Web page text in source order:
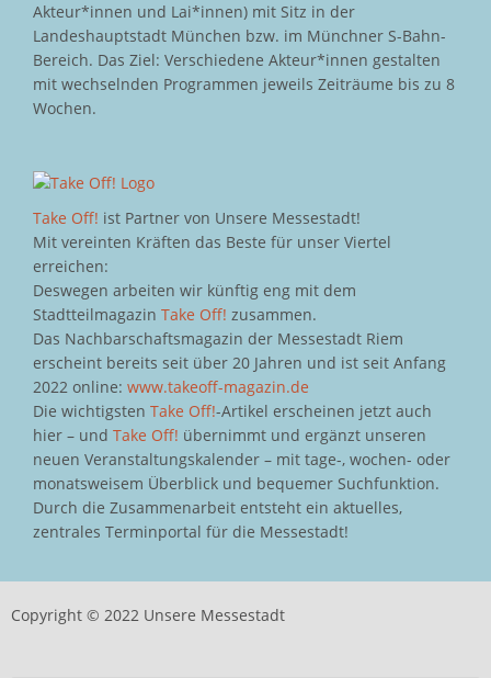
Akteur*innen und Lai*innen) mit Sitz in der
Landeshauptstadt München bzw. im Münchner S-Bahn-
Bereich. Das Ziel: Verschiedene Akteur*innen gestalten
mit wechselnden Programmen jeweils Zeiträume bis zu 8
Wochen.
Take Off! ist Partner von Unsere Messestadt!
Mit vereinten Kräften das Beste für unser Viertel
erreichen:
Deswegen arbeiten wir künftig eng mit dem
Stadtteilmagazin Take Off! zusammen.
Das Nachbarschaftsmagazin der Messestadt Riem
erscheint bereits seit über 20 Jahren und ist seit Anfang
2022 online: www.takeoff-magazin.de
Die wichtigsten Take Off!-Artikel erscheinen jetzt auch
hier – und Take Off! übernimmt und ergänzt unseren
neuen Veranstaltungskalender – mit tage-, wochen- oder
monatsweisem Überblick und bequemer Suchfunktion.
Durch die Zusammenarbeit entsteht ein aktuelles,
zentrales Terminportal für die Messestadt!
Copyright © 2022 Unsere Messestadt